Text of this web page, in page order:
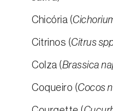
Chicória (
Citrinos (Citrus
Colza (Brassica
Coqueiro (Cocos